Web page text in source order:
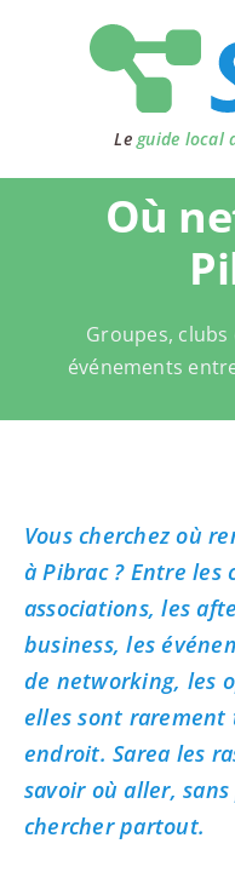
Le guide local
Où
Groupes,
événements
Vous cherchez où
à Pibrac ? Entre les
associations, les
business, les
de networking, les
elles sont rarement
endroit. Sarea les
savoir où aller,
chercher partout.